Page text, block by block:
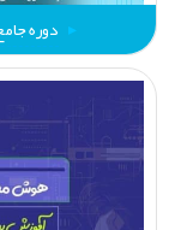
دوره جامع